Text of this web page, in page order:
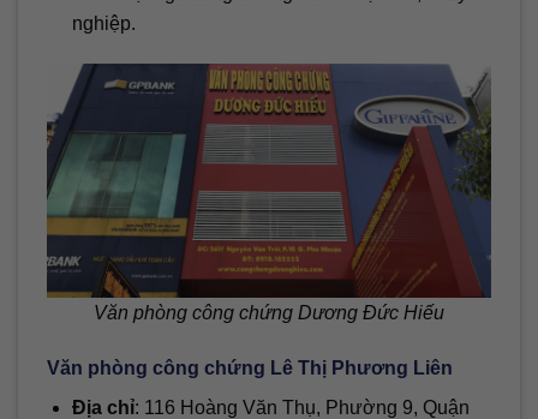
nghiệp.
Văn phòng công chứng Dương Đức Hiếu
Văn phòng công chứng Lê Thị Phương Liên
Địa chỉ: 116 Hoàng Văn Thụ, Phường 9, Quận